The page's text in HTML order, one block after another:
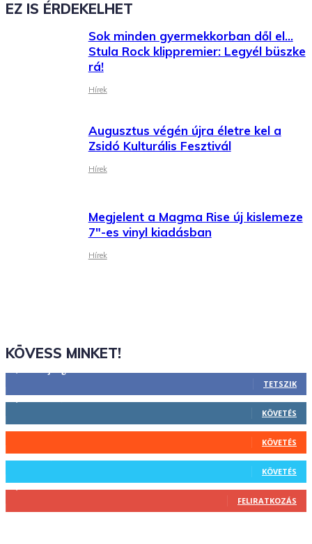
EZ IS ÉRDEKELHET
Sok minden gyermekkorban dől el…
Stula Rock klippremier: Legyél büszke
rá!
Hírek
Augusztus végén újra életre kel a
Zsidó Kulturális Fesztivál
Hírek
Megjelent a Magma Rise új kislemeze
7″-es vinyl kiadásban
Hírek
KÖVESS MINKET!
TETSZIK
1,731 Követő
KÖVETÉS
44 Követő
KÖVETÉS
64 Követő
KÖVETÉS
1,348 Feliratkozó
FELIRATKOZÁS